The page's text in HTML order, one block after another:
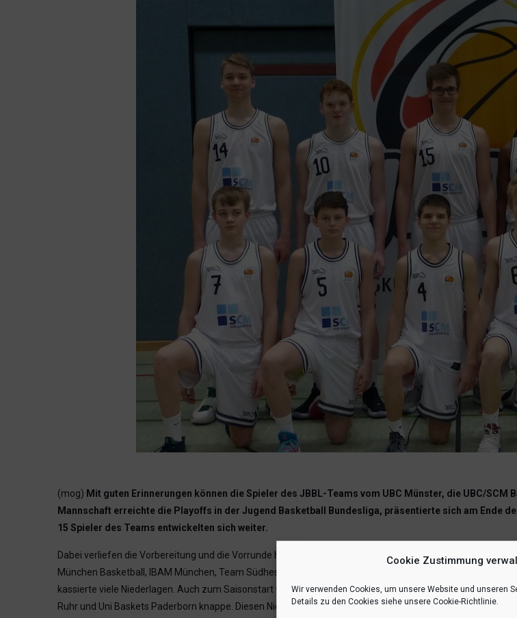
Cookie Zustimmung
Wir verwenden Cookies, um unsere Website und unseren
Details zu den Cookies siehe unsere Cookie-Richtlinie.
(mog) Mit guten Erinnerungen können die Spieler des JBBL-Teams vom UBC Münster, die UBC/
Mannschaft erreichte die Playoffs in der Jugend Basketball Bundesliga, präsentierte sich am Ende
15 Spieler des Teams entwickelten sich weiter.
Dabei verliefen die Vorbereitung und die Vorrunde holprig bis schlecht. Während des anspruchsvollen
München Basketball, IBAM München, Team Südhessen und SG ART Giants Düsseldorf, war das UBC-
kassierte viele Niederlagen. Auch zum Saisonstart war das Team nicht komplett. Gegen die Favoriten
Ruhr und Uni Baskets Paderborn knappe. Diesen Niederlagen standen die Siege gegen die Teams aus